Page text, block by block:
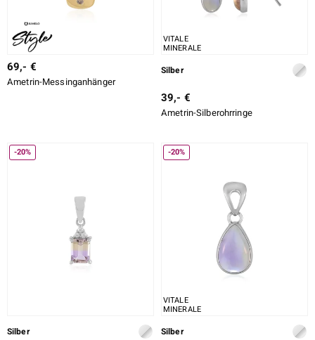
69,- €
Ametrin-Messinganhänger
VITALE
MINERALE
Silber
39,- €
Ametrin-Silberohrringe
-20%
Silber
-20%
VITALE
MINERALE
Silber